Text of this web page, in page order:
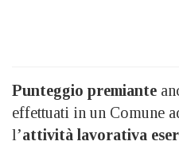
Punteggio premiante
effettuati in un Comune
l’attività lavorativa